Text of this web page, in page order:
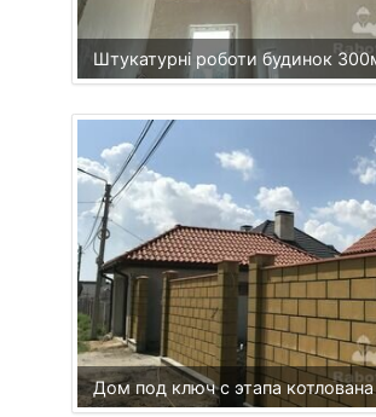
Штукатурні роботи будинок
Дом под ключ с этапа котлована